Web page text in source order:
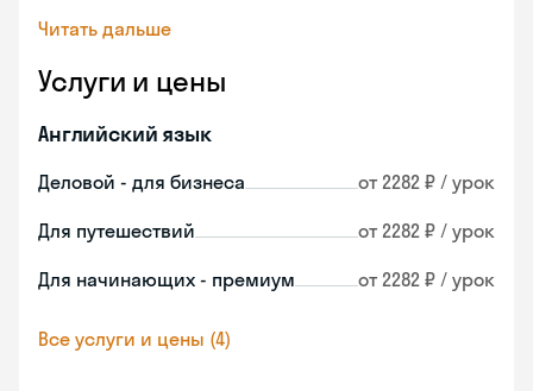
Читать дальше
Услуги и цены
Английский язык
Деловой - для бизнеса от 2282 ₽ / урок
Для путешествий от 2282 ₽ / урок
Для начинающих - премиум от 2282 ₽ / урок
Все услуги и цены (4)